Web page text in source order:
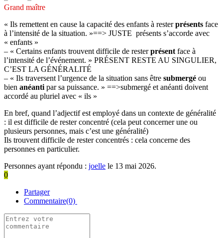
Grand maître
« Ils remettent en cause la capacité des enfants à resterprésents face
à l’intensité de la situation. »==> JUSTE présents s’accorde avec
« enfants »
– « Certains enfants trouvent difficile de resterprésent face à
l’intensité de l’événement. » PRÉSENT RESTE AU SINGULIER,
C’EST LA GÉNÉRALITÉ
– « Ils traversent l’urgence de la situation sans être submergé ou
bien anéanti par sa puissance. » ==>submergé et anéanti doivent
accordé au pluriel avec « ils »
En bref, quand l’adjectif est employé dans un contexte de généralité
: il est difficile de rester concentré (cela peut concerner une ou
plusieurs personnes, mais c’est une généralité)
Ils trouvent difficile de rester concentrés : cela concerne des
personnes en particulier.
Personnes ayant répondu : joelle le 13 mai 2026.
0
Partager
Commentaire(0)